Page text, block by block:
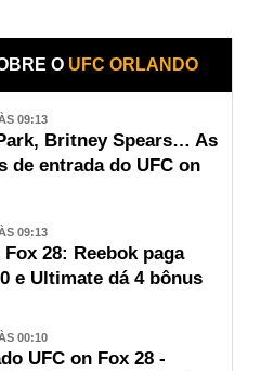
O UFC ORLANDO
09:13
Britney Spears… As
de entrada do UFC on
09:13
Fox 28: Reebok paga
e Ultimate dá 4 bônus
00:10
UFC on Fox 28 -